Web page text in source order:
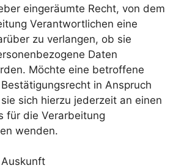
eingeräumte Recht, von dem
Verantwortlichen eine
zu verlangen, ob sie
Daten
Möchte eine betroffene
in Anspruch
sich hierzu jederzeit an einen
für die Verarbeitung
wenden.